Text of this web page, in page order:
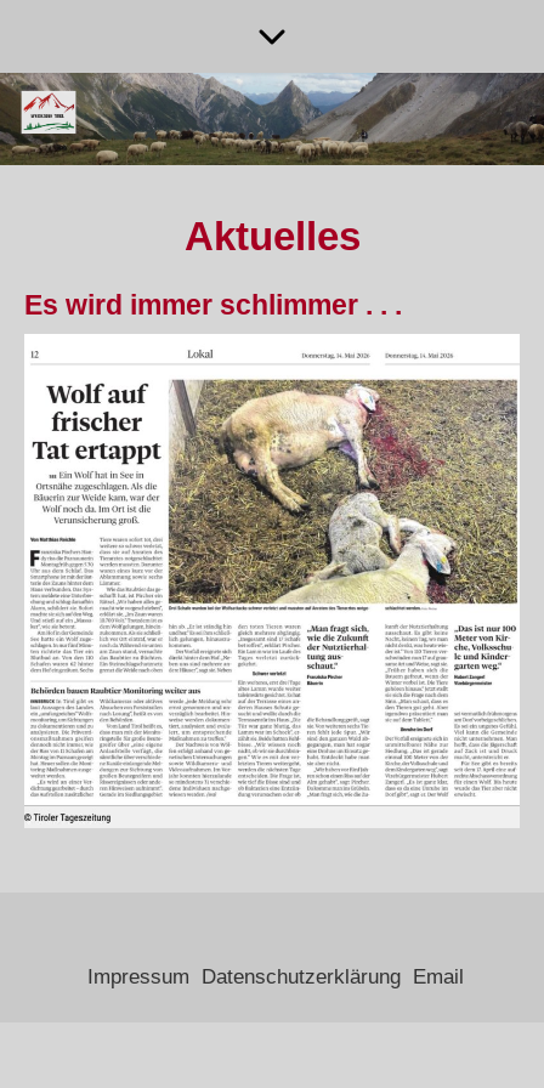
Aktuelles
Es wird immer schlimmer . . .
Impressum Datenschutzerklärung Email